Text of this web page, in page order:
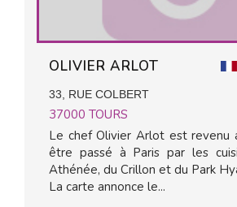
OLIVIER ARLOT
33, RUE COLBERT
37000 TOURS
Le chef Olivier Arlot est revenu
être passé à Paris par les
Athénée, du Crillon et du Park
La carte annonce le...